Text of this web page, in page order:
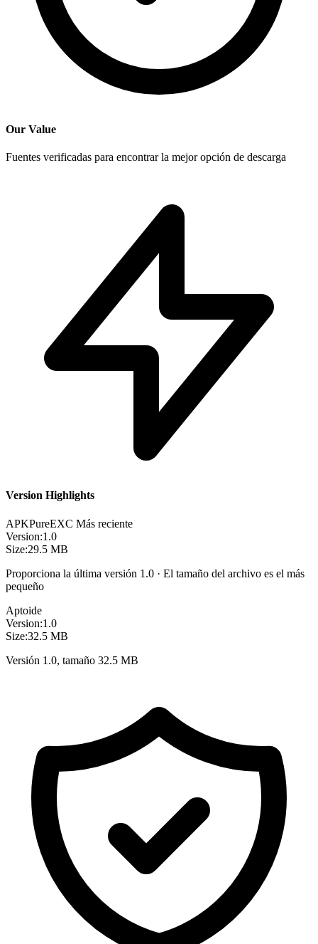
Our Value
Fuentes verificadas para encontrar la mejor opción de descarga
Version Highlights
APKPureEXC Más reciente
Version:1.0
Size:29.5 MB
Proporciona la última versión 1.0 · El tamaño del archivo es el más
pequeño
Aptoide
Version:1.0
Size:32.5 MB
Versión 1.0, tamaño 32.5 MB